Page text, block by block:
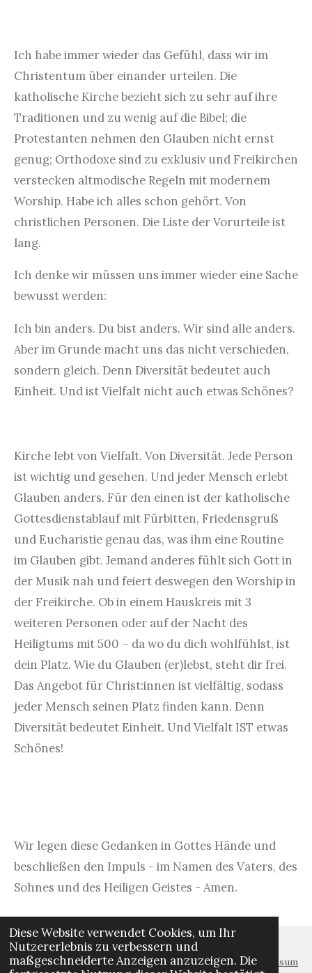
Diese Website verwendet Cookies, um Ihr
Nutzererlebnis zu verbessern und
maßgeschneiderte Anzeigen anzuzeigen. Die
Ich habe immer wieder das Gefühl, dass wir im
Christentum über einander urteilen. Die
katholische Kirche bezieht sich zu sehr auf ihre
Traditionen und zu wenig auf die Bibel; die
Protestanten nehmen den Glauben nicht ernst
genug; Orthodoxe sind zu exklusiv und Freikirchen
verstecken altmodische Regeln mit modernem
Worship. Habe ich alles schon gehört. Von
christlichen Personen. Die Liste der Vorurteile ist
lang.
Ich denke wir müssen uns immer wieder eine Sache
bewusst werden:
Ich bin anders. Du bist anders. Wir sind alle anders.
Aber im Grunde macht uns das nicht verschieden,
sondern gleich. Denn Diversität bedeutet auch
Einheit. Und ist Vielfalt nicht auch etwas Schönes?
Kirche lebt von Vielfalt. Von Diversität. Jede Person
ist wichtig und gesehen. Und jeder Mensch erlebt
Glauben anders. Für den einen ist der katholische
Gottesdienstablauf mit Fürbitten, Friedensgruß
und Eucharistie genau das, was ihm eine Routine
im Glauben gibt. Jemand anderes fühlt sich Gott in
der Musik nah und feiert deswegen den Worship in
der Freikirche. Ob in einem Hauskreis mit 3
weiteren Personen oder auf der Nacht des
Heiligtums mit 500 – da wo du dich wohlfühlst, ist
dein Platz. Wie du Glauben (er)lebst, steht dir frei.
Das Angebot für Christ:innen ist vielfältig, sodass
jeder Mensch seinen Platz finden kann. Denn
Diversität bedeutet Einheit. Und Vielfalt IST etwas
Schönes!
Wir legen diese Gedanken in Gottes Hände und
beschließen den Impuls - im Namen des Vaters, des
Sohnes und des Heiligen Geistes - Amen.
Impressum